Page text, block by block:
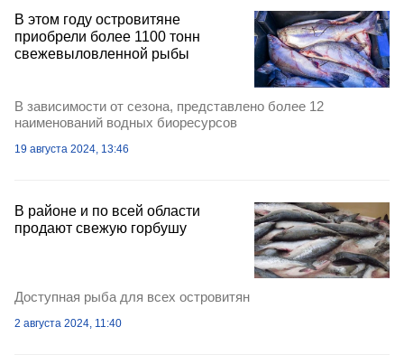
В этом году островитяне
приобрели более 1100 тонн
свежевыловленной рыбы
В зависимости от сезона, представлено более 12
наименований водных биоресурсов
19 августа 2024, 13:46
В районе и по всей области
продают свежую горбушу
Доступная рыба для всех островитян
2 августа 2024, 11:40